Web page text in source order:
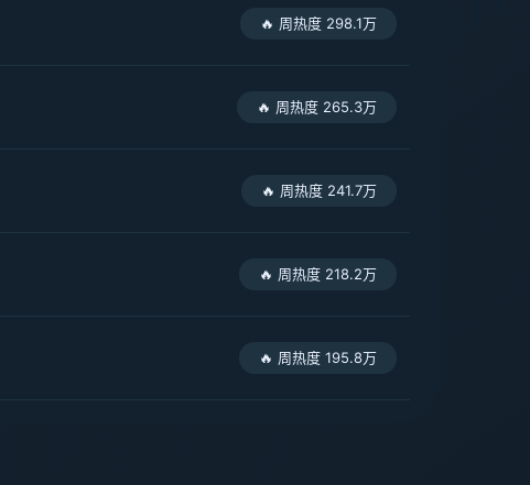
🔥 周热度 298.1万
🔥 周热度 265.3万
🔥 周热度 241.7万
🔥 周热度 218.2万
🔥 周热度 195.8万